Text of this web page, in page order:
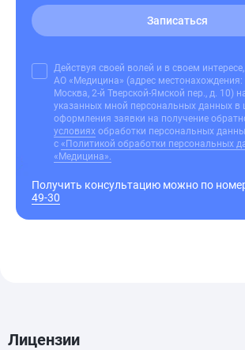
Записаться
Действуя своей волей и в своем
АО «Медицина» (адрес местонахождения:
Москва, 2-й Тверской-Ямской пер., д. 10)
указанных мной персональных данных в
оформления заявки на получение
условиях обработки персональных
с «Политикой обработки персональных
«Медицина».
Получить консультацию можно по
49-30
Лицензии